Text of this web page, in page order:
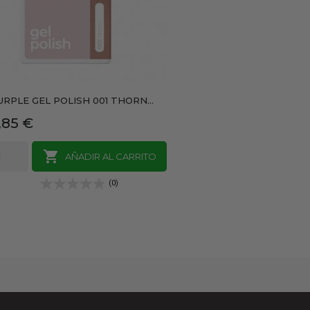
GEL POLISH 001 THORN...
€

AÑADIR AL CARRITO
(0)